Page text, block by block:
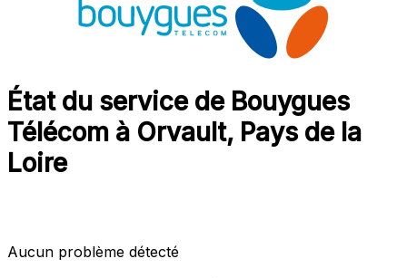
État du service de Bouygues
Télécom à Orvault, Pays de la
Loire
Aucun problème détecté